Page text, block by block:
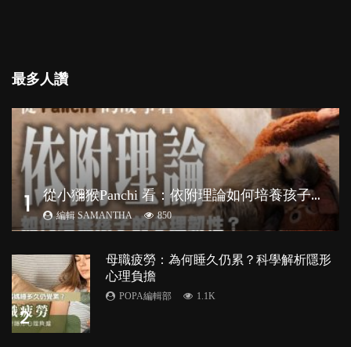
最多人讚
1 從
小獼猴Panchi 看：依附理論如何培養孩子心理韌性？
編輯 SAMANTHA 850
2
母職疲勞：為何睡久仍累？科學解析隱形
心理負擔
POPA編輯部 1.1K